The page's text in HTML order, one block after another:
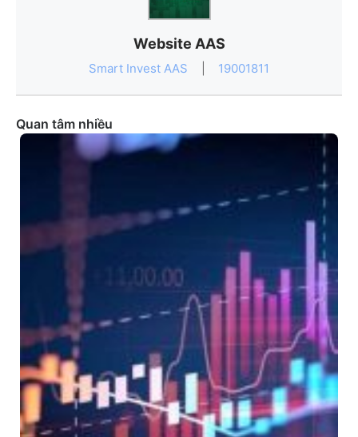
Website AAS
Smart Invest AAS 19001811
Quan tâm nhiều